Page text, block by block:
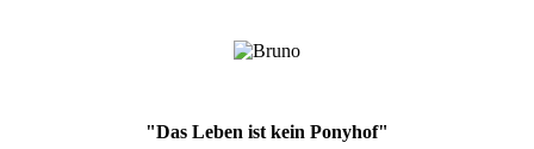
"Das Leben ist kein Ponyhof"